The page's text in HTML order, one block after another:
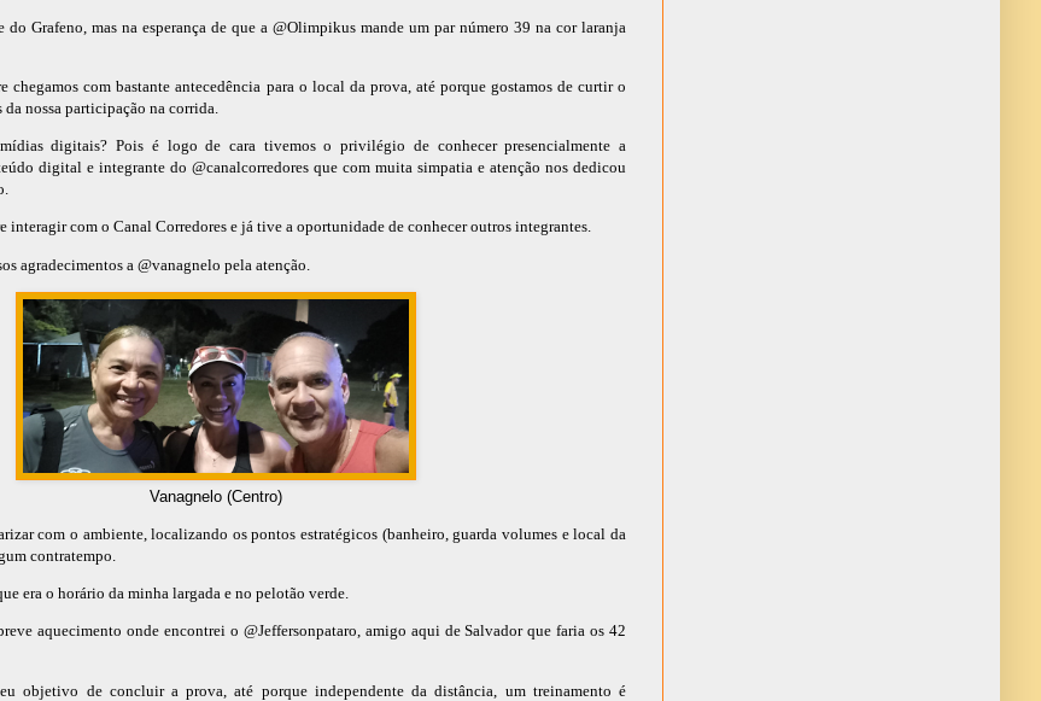
Grafeno, mas na esperança de que a @Olimpikus mande um par número 39 na cor laranja
chegamos com bastante antecedência para o local da prova, até porque gostamos de curtir o
nossa participação na corrida.
digitais? Pois é logo de cara tivemos o privilégio de conhecer presencialmente a
digital e integrante do @canalcorredores que com muita simpatia e atenção nos dedicou
interagir com o Canal Corredores e já tive a oportunidade de conhecer outros integrantes.
agradecimentos a @vanagnelo pela atenção.
Vanagnelo (Centro)
com o ambiente, localizando os pontos estratégicos (banheiro, guarda volumes e local da
contratempo.
era o horário da minha largada e no pelotão verde.
aquecimento onde encontrei o @Jeffersonpataro, amigo aqui de Salvador que faria os 42
objetivo de concluir a prova, até porque independente da distância, um treinamento é